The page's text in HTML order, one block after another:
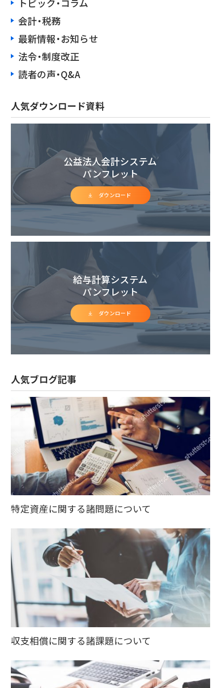
トピック・コラム
会計・税務
最新情報・お知らせ
法令・制度改正
読者の声・Q&A
人気ダウンロード資料
公益法人会計システム
パンフレット
ダウンロード
給与計算システム
パンフレット
ダウンロード
人気ブログ記事
特定資産に関する諸問題について
収支相償に関する諸課題について